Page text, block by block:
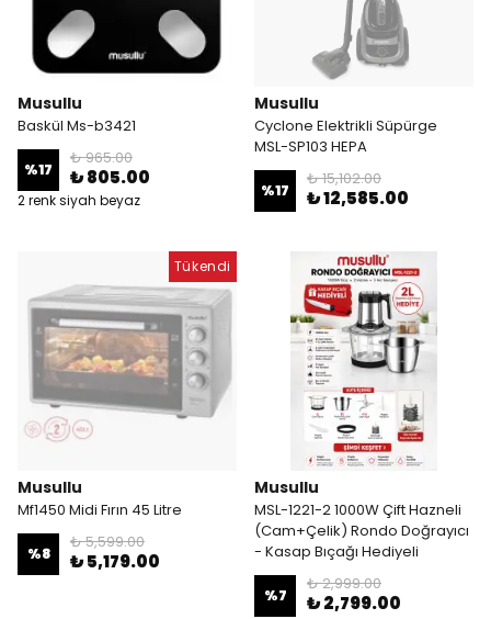
Musullu
Baskül Ms-b3421
%17
₺ 965.00
₺ 805.00
2 renk siyah beyaz
Musullu
Cyclone Elektrikli Süpürge
MSL-SP103 HEPA
%17
₺ 15,102.00
₺ 12,585.00
Tükendi
Musullu
Mf1450 Midi Fırın 45 Litre
%8
₺ 5,599.00
₺ 5,179.00
Musullu
MSL-1221-2 1000W Çift Hazneli
(Cam+Çelik) Rondo Doğrayıcı
- Kasap Bıçağı Hediyeli
%7
₺ 2,999.00
₺ 2,799.00